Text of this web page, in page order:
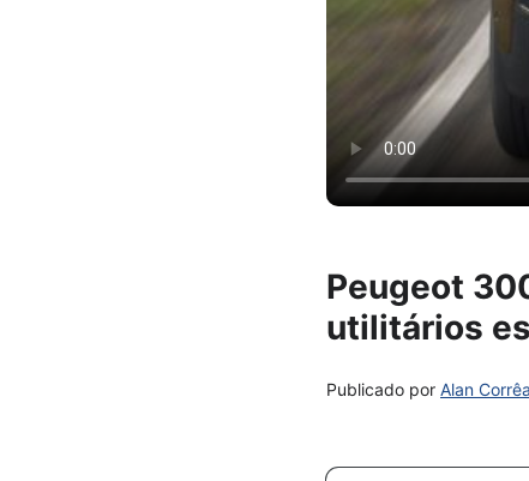
Peugeot
utilitários
Publicado por Alan Corrêa